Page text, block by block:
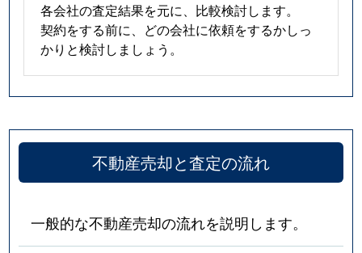
各会社の査定結果を元に、比較検討します。
契約をする前に、どの会社に依頼をするかしっ
かりと検討しましょう。
不動産売却と査定の流れ
一般的な不動産売却の流れを説明します。